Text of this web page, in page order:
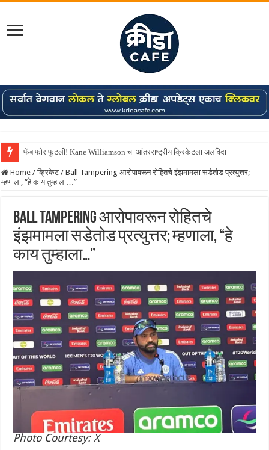
Shreyas Iyer कॅप्टन झाला! टी20 ची पुन्हा मुंबईकराच्या खांद्यावर, एशियन गेम्स…
Home / क्रिकेट / Ball Tampering आरोपावरून रोहितचे इंझमामला सडेतोड प्रत्युत्तर;
म्हणाला, “हे काय तुम्हाला…”
Ball Tampering आरोपावरून रोहितचे
इंझमामला सडेतोड प्रत्युत्तर; म्हणाला, “हे
काय तुम्हाला…”
Photo Courtesy: X